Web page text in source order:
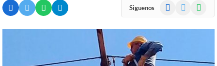
Siguenos Facebook